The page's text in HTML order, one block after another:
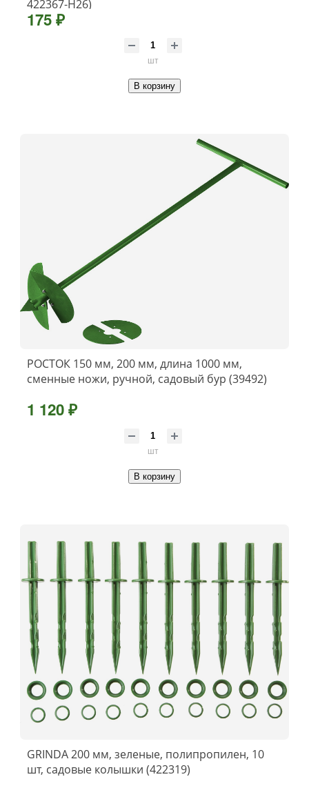
422367-H26)
175 ₽
шт
В корзину
РОСТОК 150 мм, 200 мм, длина 1000 мм,
сменные ножи, ручной, садовый бур (39492)
1 120 ₽
шт
В корзину
GRINDA 200 мм, зеленые, полипропилен, 10
шт, садовые колышки (422319)